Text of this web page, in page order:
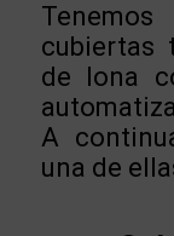
cubiertas
de lona
A
una de